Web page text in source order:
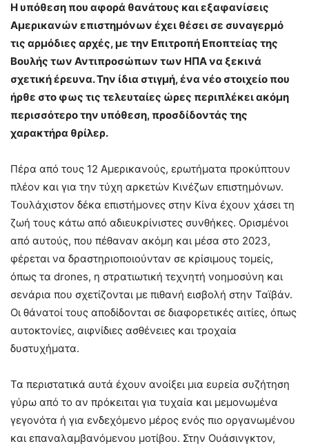
Η υπόθεση που αφορά θανάτους και εξαφανίσεις
Αμερικανών επιστημόνων έχει θέσει σε συναγερμό
τις αρμόδιες αρχές, με την Επιτροπή Εποπτείας της
Βουλής των Αντιπροσώπων των ΗΠΑ να ξεκινά
σχετική έρευνα. Την ίδια στιγμή, ένα νέο στοιχείο που
ήρθε στο φως τις τελευταίες ώρες περιπλέκει ακόμη
περισσότερο την υπόθεση, προσδίδοντάς της
χαρακτήρα θρίλερ.
Πέρα από τους 12 Αμερικανούς, ερωτήματα προκύπτουν
πλέον και για την τύχη αρκετών Κινέζων επιστημόνων.
Τουλάχιστον δέκα επιστήμονες στην Κίνα έχουν χάσει τη
ζωή τους κάτω από αδιευκρίνιστες συνθήκες. Ορισμένοι
από αυτούς, που πέθαναν ακόμη και μέσα στο 2023,
φέρεται να δραστηριοποιούνταν σε κρίσιμους τομείς,
όπως τα drones, η στρατιωτική τεχνητή νοημοσύνη και
σενάρια που σχετίζονται με πιθανή εισβολή στην Ταϊβάν.
Οι θάνατοί τους αποδίδονται σε διαφορετικές αιτίες, όπως
αυτοκτονίες, αιφνίδιες ασθένειες και τροχαία
δυστυχήματα.
Τα περιστατικά αυτά έχουν ανοίξει μια ευρεία συζήτηση
γύρω από το αν πρόκειται για τυχαία και μεμονωμένα
γεγονότα ή για ενδεχόμενο μέρος ενός πιο οργανωμένου
και επαναλαμβανόμενου μοτίβου. Στην Ουάσινγκτον,